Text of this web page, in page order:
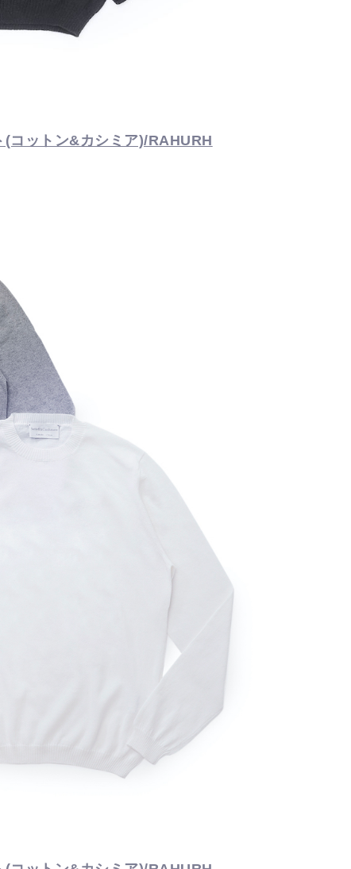
コットン&カシミア)/RAHURH